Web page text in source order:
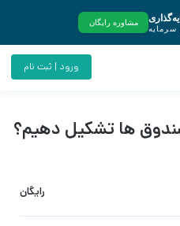
ورود | ثبت نام
ها تشکیل دهیم؟
رایگان